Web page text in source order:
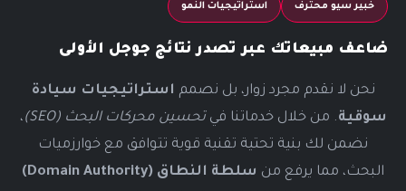
خبير سيو محترف استراتيجيات النمو
ضاعف مبيعاتك عبر تصدر نتائج جوجل الأولى
نحن لا نقدم مجرد زوار، بل نصمم استراتيجيات سيادة
سوقية. من خلال خدماتنا فيتحسين محركات البحث (SEO)
،
نضمن لك بنية تحتية تقنية قوية تتوافق مع خوارزميات
البحث، مما يرفع من سلطة النطاق (Domain Authority)